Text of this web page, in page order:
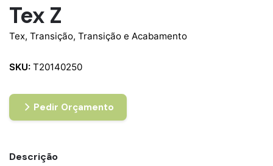
Tex Z
Tex, Transição, Transição e Acabamento
SKU: T20140250
Pedir Orçamento
Descrição